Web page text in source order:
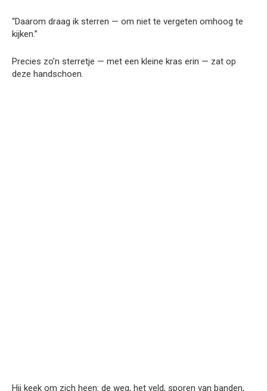
“Daarom draag ik sterren — om niet te vergeten omhoog te
kijken.”
Precies zo’n sterretje — met een kleine kras erin — zat op
deze handschoen.
Hij keek om zich heen: de weg, het veld, sporen van banden,